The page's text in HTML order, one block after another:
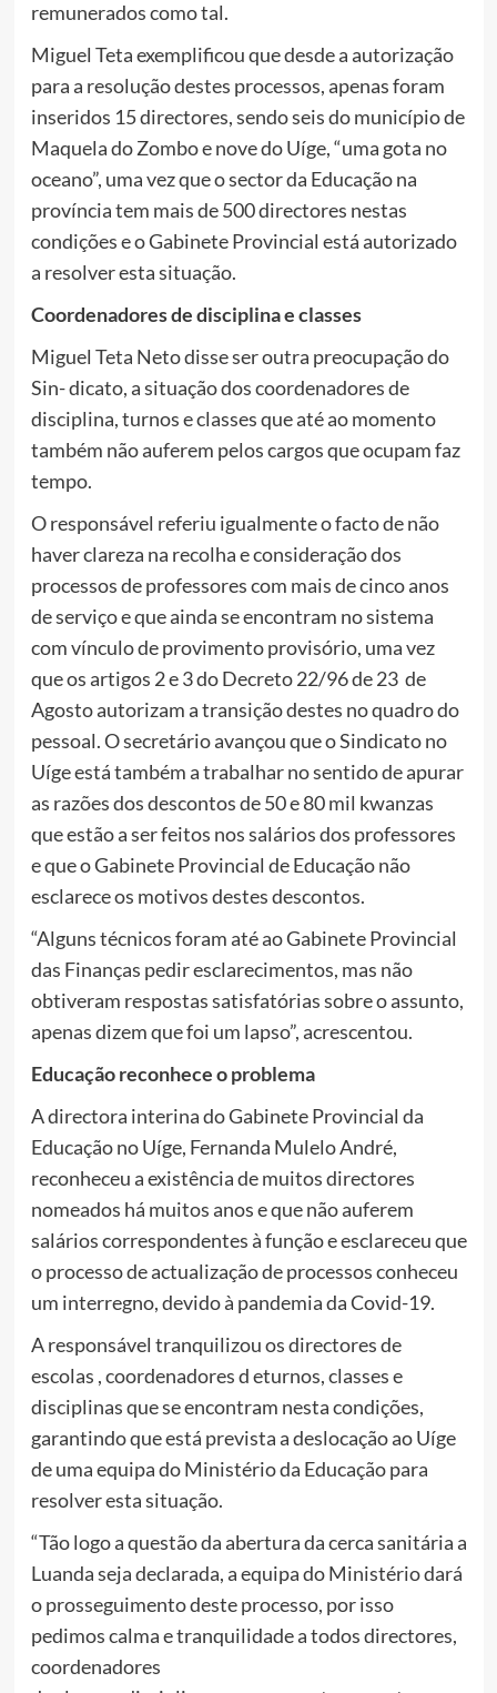
remunerados como tal.
Miguel Teta exemplificou que desde a autorização
para a resolução destes processos, apenas foram
inseridos 15 directores, sendo seis do município de
Maquela do Zombo e nove do Uíge, “uma gota no
oceano”, uma vez que o sector da Educação na
província tem mais de 500 directores nestas
condições e o Gabinete Provincial está autorizado
a resolver esta situação.
Coordenadores de disciplina eclasses
Miguel Teta Neto disse ser outra preocupação do
Sin- dicato, a situação dos coordenadores de
disciplina, turnos e classes que até ao momento
também não auferem pelos cargos que ocupam faz
tempo.
O responsável referiu igualmente o facto de não
haver clareza na recolha e consideração dos
processos de professores com mais de cinco anos
de serviço e que ainda se encontram no sistema
com vínculo de provimento provisório, uma vez
que os artigos 2 e 3 do Decreto 22/96 de 23 de
Agosto autorizam a transição destes no quadro do
pessoal. O secretário avançou que o Sindicato no
Uíge está também a trabalhar no sentido de apurar
as razões dos descontos de 50 e 80 mil kwanzas
que estão a ser feitos nos salários dos professores
e que o Gabinete Provincial de Educação não
esclarece os motivos destes descontos.
“Alguns técnicos foram até ao Gabinete Provincial
das Finanças pedir esclarecimentos, mas não
obtiveram respostas satisfatórias sobre o assunto,
apenas dizem que foi um lapso”, acrescentou.
Educação reconhece o problema
A directora interina do Gabinete Provincial da
Educação no Uíge, Fernanda Mulelo André,
reconheceu a existência de muitos directores
nomeados há muitos anos e que não auferem
salários correspondentes à função e esclareceu que
o processo de actualização de processos conheceu
um interregno, devido à pandemia da Covid-19.
A responsável tranquilizou os directores de
escolas , coordenadores d eturnos, classes e
disciplinas que se encontram nesta condições,
garantindo que está prevista a deslocação ao Uíge
de uma equipa do Ministério da Educação para
resolver esta situação.
“Tão logo a questão da abertura da cerca sanitária a
Luanda seja declarada, a equipa do Ministério dará
o prosseguimento deste processo, por isso
pedimos calma e tranquilidade a todos directores,
coordenadores